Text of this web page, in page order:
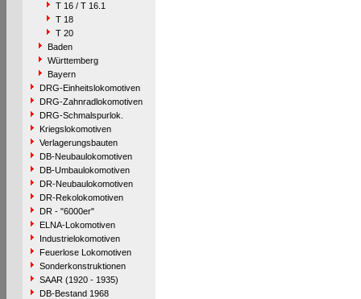
T 16 / T 16.1
T 18
T 20
Baden
Württemberg
Bayern
DRG-Einheitslokomotiven
DRG-Zahnradlokomotiven
DRG-Schmalspurlok.
Kriegslokomotiven
Verlagerungsbauten
DB-Neubaulokomotiven
DB-Umbaulokomotiven
DR-Neubaulokomotiven
DR-Rekolokomotiven
DR - "6000er"
ELNA-Lokomotiven
Industrielokomotiven
Feuerlose Lokomotiven
Sonderkonstruktionen
SAAR (1920 - 1935)
DB-Bestand 1968